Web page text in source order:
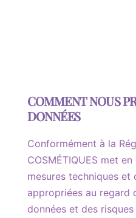
COMMENT NOUS
DONNÉES
Conformément à la
COSMÉTIQUES met
mesures techniques et
appropriées au regard
données et des